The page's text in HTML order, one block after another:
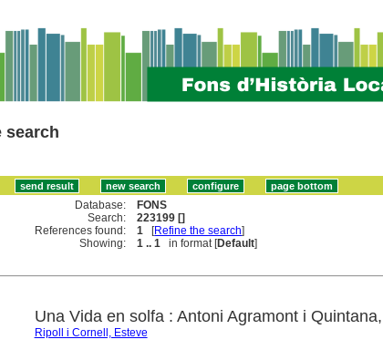
search
Database:
FONS
Search:
223199 []
References found:
1 [Refine the search]
Showing:
1 .. 1 in format [Default]
Una Vida en solfa : Antoni Agramont i
Ripoll i Cornell, Esteve